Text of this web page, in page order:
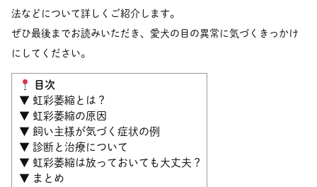
法などについて詳しくご紹介します。
ぜひ最後までお読みいただき、愛犬の目の異常に気づくきっかけ
にしてください。
目次
▼ 虹彩萎縮とは？
▼ 虹彩萎縮の原因
▼ 飼い主様が気づく症状の例
▼ 診断と治療について
▼ 虹彩萎縮は放っておいても大丈夫？
▼ まとめ